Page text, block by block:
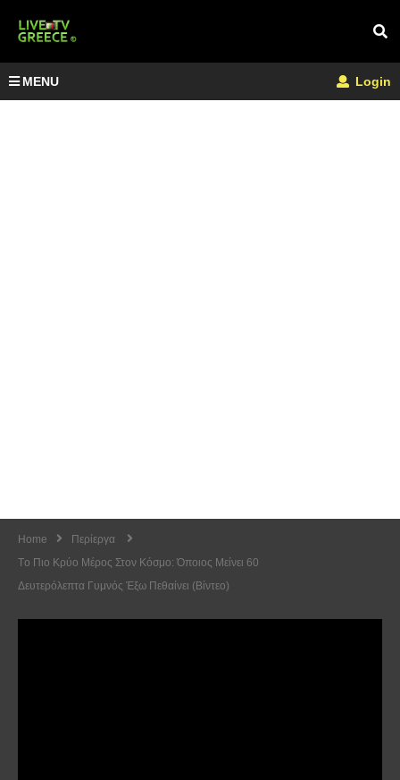
MENU Login
Home
Περίεργα
Tο Πιο Κρύο Μέρος Στον Κόσμο: Όποιος Μείνει 60
Δευτερόλεπτα Γυμνός Έξω Πεθαίνει (Βίντεο)